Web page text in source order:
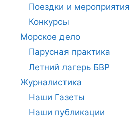
Поездки и мероприятия
Конкурсы
Морское дело
Парусная практика
Летний лагерь БВР
Журналистика
Наши Газеты
Наши публикации